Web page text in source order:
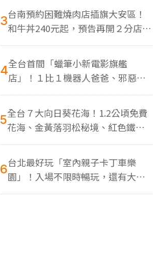
3台南預約困難燒肉店插旗大安區！
和牛丼240元起，預告再開２分店、
地點曝光
4全台首間「蠟筆小新電影旗艦
店」！１比１機器人爸爸、邪惡正
男，百款周邊買翻
5全台７大向日葵花海！1.2公頃免費
花海、金黃落羽松秘境、紅色鐵橋
同框
6台北最好玩「室內親子卡丁車樂
園」！入場不限時暢玩，還有大螢
幕Switch遊戲區